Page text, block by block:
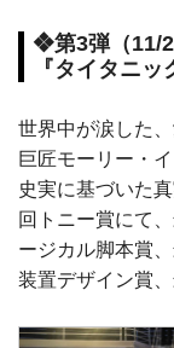
❖第3弾（11/
『タイタニッ
世界中が涙した
巨匠モーリー・
史実に基づいた
回トニー賞にて
ージカル脚本賞
装置デザイン賞